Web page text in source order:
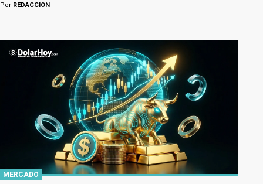
Por REDACCION
MERCADO